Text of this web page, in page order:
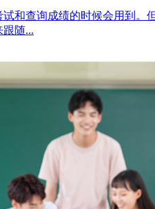
和查询成绩的时候会用到
随...